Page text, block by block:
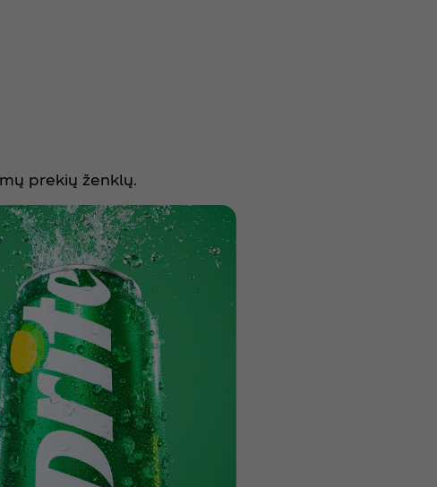
prekių ženklų.